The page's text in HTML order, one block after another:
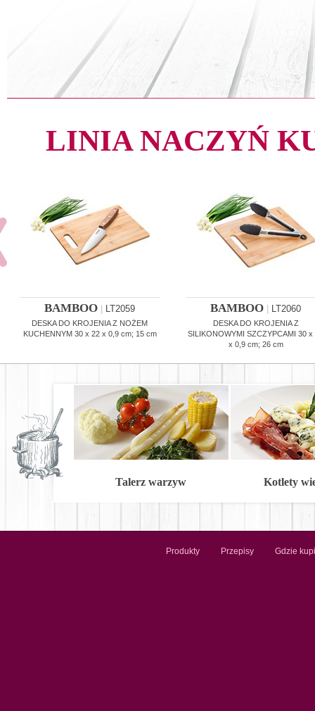
LINIA NACZYŃ
BAMBOO LT2059
DESKA DO KROJENIA Z NOŻEM
KUCHENNYM 30 x 22 x 0,9 cm; 15 cm
BAMBOO LT2060
DESKA DO KROJENIA Z
SILIKONOWYMI SZCZYPCAMI 30 x
x 0,9 cm; 26 cm
Talerz warzyw Kotlety
Produkty Przepisy Gdzie